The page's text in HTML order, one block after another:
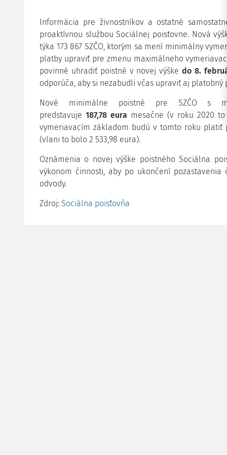
Informácia pre živnostníkov a ostatné
proaktívnou službou Sociálnej poisťovne. Nová
týka 173 867 SZČO, ktorým sa mení minimálny
platby upraviť pre zmenu maximálneho
povinné uhradiť poistné v novej výškedo 8.
odporúča, aby si nezabudli včas upraviť aj platobný
Nové minimálne poistné pre SZČO s
predstavuje 187,78 eura mesačne (v roku 2020 to
vymeriavacím základom budú v tomto roku platiť
(vlani to bolo 2 533,98 eura).
Oznámenia o novej výške poistného Sociálna
výkonom činnosti, aby po ukončení
odvody.
Zdroj: Sociálna poisťovňa